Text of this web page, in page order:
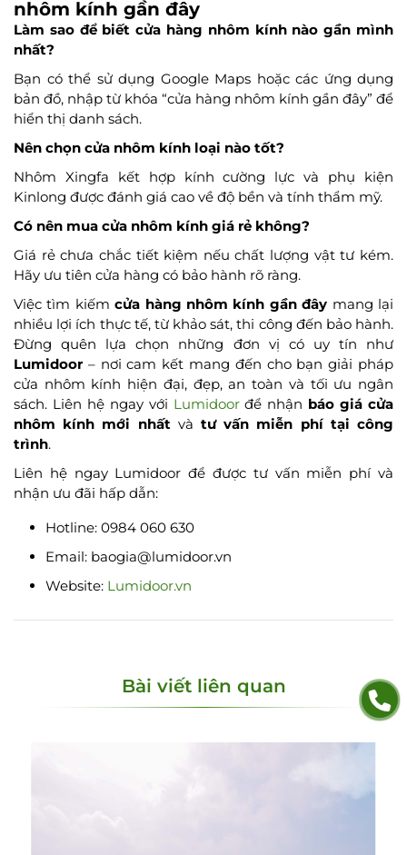
nhôm kính gần đây
Làm sao để biết cửa hàng nhôm kính nào gần mình
nhất?
Bạn có thể sử dụng Google Maps hoặc các ứng dụng
bản đồ, nhập từ khóa “cửa hàng nhôm kính gần đây” để
hiển thị danh sách.
Nên chọn cửa nhôm kính loại nào tốt?
Nhôm Xingfa kết hợp kính cường lực và phụ kiện
Kinlong được đánh giá cao về độ bền và tính thẩm mỹ.
Có nên mua cửa nhôm kính giá rẻ không?
Giá rẻ chưa chắc tiết kiệm nếu chất lượng vật tư kém.
Hãy ưu tiên cửa hàng có bảo hành rõ ràng.
Việc tìm kiếmcửa hàng nhôm kính gần đây mang lại
nhiều lợi ích thực tế, từ khảo sát, thi công đến bảo hành.
Đừng quên lựa chọn những đơn vị có uy tín như
Lumidoor– nơi cam kết mang đến cho bạn giải pháp
cửa nhôm kính hiện đại, đẹp, an toàn và tối ưu ngân
sách. Liên hệ ngay với Lumidoorđể nhận báo giá cửa
nhôm kính mới nhấtvàtư vấn miễn phí tại công
trình.
Liên hệ ngay Lumidoor để được tư vấn miễn phí và
nhận ưu đãi hấp dẫn:
Hotline: 0984 060 630
Email: baogia@lumidoor.vn
Website: Lumidoor.vn
Bài viết liên quan